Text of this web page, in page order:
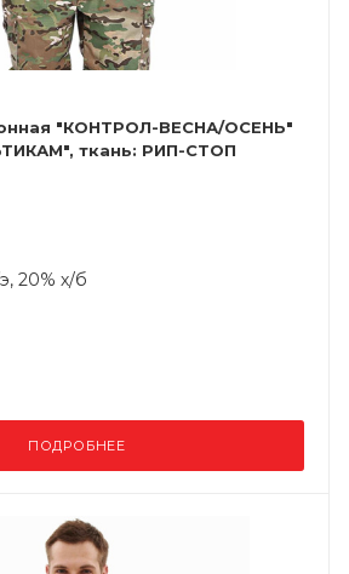
"КОНТРОЛ-ВЕСНА/ОСЕНЬ"
ткань: РИП-СТОП
20% х/б
ПОДРОБНЕЕ